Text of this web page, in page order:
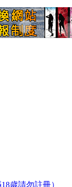
歲請勿註冊）